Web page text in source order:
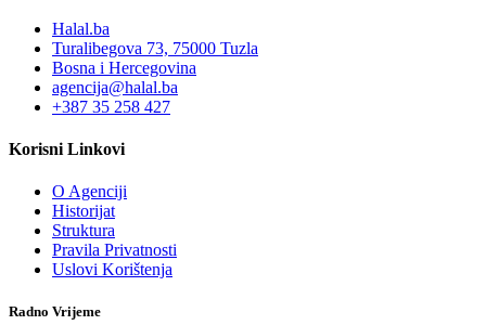
Halal.ba
Turalibegova 73, 75000 Tuzla
Bosna i Hercegovina
agencija@halal.ba
+387 35 258 427
Korisni Linkovi
O Agenciji
Historijat
Struktura
Pravila Privatnosti
Uslovi Korištenja
Radno Vrijeme